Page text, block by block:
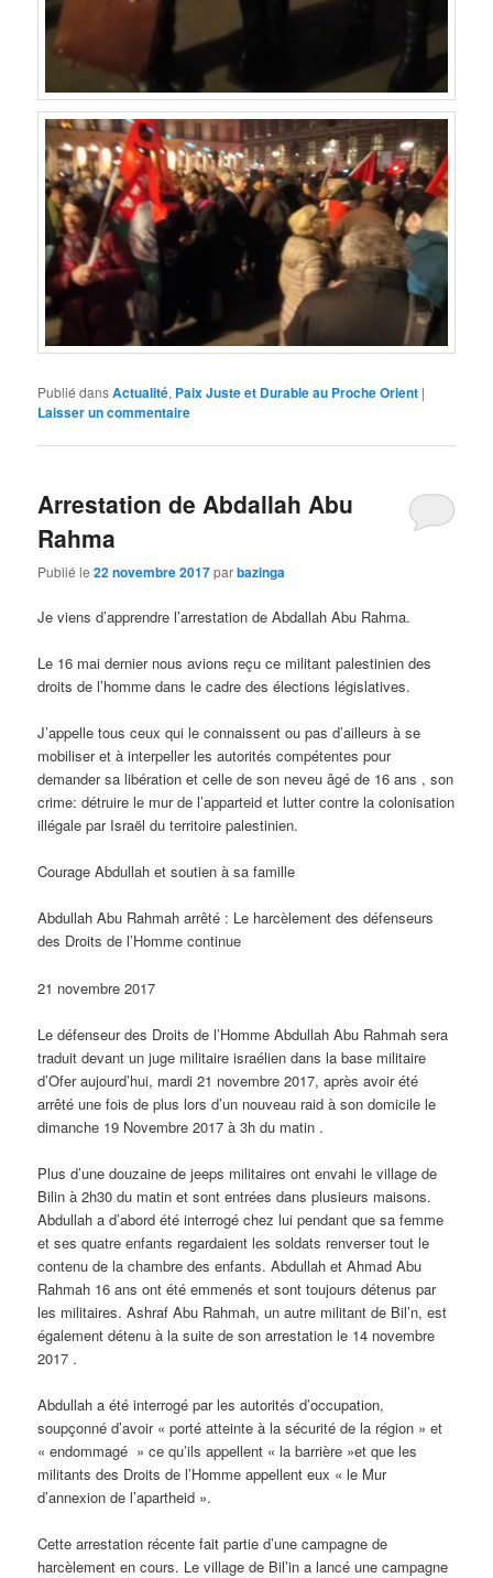
Publié dansActualité, Paix Juste et Durable au Proche Orient |
Laisser un commentaire
Arrestation de Abdallah Abu
Rahma
Publié le22 novembre 2017parbazinga
Je viens d’apprendre l’arrestation de Abdallah Abu Rahma.
Le 16 mai dernier nous avions reçu ce militant palestinien des
droits de l’homme dans le cadre des élections législatives.
J’appelle tous ceux qui le connaissent ou pas d’ailleurs à se
mobiliser et à interpeller les autorités compétentes pour
demander sa libération et celle de son neveu âgé de 16 ans , son
crime: détruire le mur de l’apparteid et lutter contre la colonisation
illégale par Israël du territoire palestinien.
Courage Abdullah et soutien à sa famille
Abdullah Abu Rahmah arrêté : Le harcèlement des défenseurs
des Droits de l’Homme continue
21 novembre 2017
Le défenseur des Droits de l’Homme Abdullah Abu Rahmah sera
traduit devant un juge militaire israélien dans la base militaire
d’Ofer aujourd’hui, mardi 21 novembre 2017, après avoir été
arrêté une fois de plus lors d’un nouveau raid à son domicile le
dimanche 19 Novembre 2017 à 3h du matin .
Plus d’une douzaine de jeeps militaires ont envahi le village de
Bilin à 2h30 du matin et sont entrées dans plusieurs maisons.
Abdullah a d’abord été interrogé chez lui pendant que sa femme
et ses quatre enfants regardaient les soldats renverser tout le
contenu de la chambre des enfants. Abdullah et Ahmad Abu
Rahmah 16 ans ont été emmenés et sont toujours détenus par
les militaires. Ashraf Abu Rahmah, un autre militant de Bil’n, est
également détenu à la suite de son arrestation le 14 novembre
2017 .
Abdullah a été interrogé par les autorités d’occupation,
soupçonné d’avoir « porté atteinte à la sécurité de la région » et
« endommagé » ce qu’ils appellent « la barrière »et que les
militants des Droits de l’Homme appellent eux « le Mur
d’annexion de l’apartheid ».
Cette arrestation récente fait partie d’une campagne de
harcèlement en cours. Le village de Bil’in a lancé une campagne